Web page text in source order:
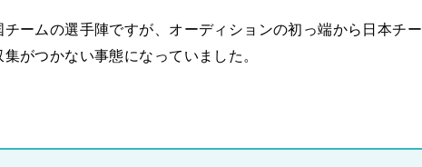
ームの選手陣ですが、オーディションの初っ端から日本チー
がつかない事態になっていました。